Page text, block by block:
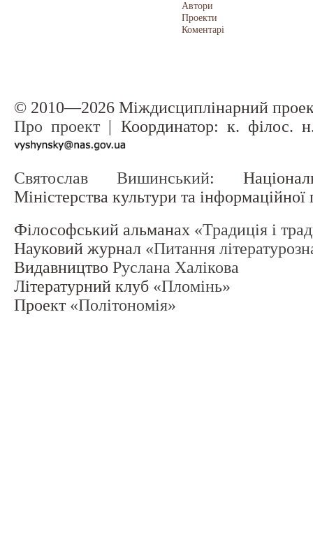
Автори
Проекти
Коментарі
© 2010—2026 Міждисциплінарний
Про проект| Координатор: к. філос.
Святослав Вишинський:
Міністерства культури та
Філософський альманах «Традиція і
Науковий журнал «Питання
Видавництво Руслана Халікова
Літературний клуб «Пломінь»
Проект «Політономія»